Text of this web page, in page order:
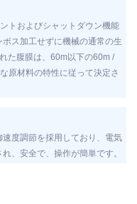
トおよびシャットダウン機能
ボス加工せずに機械の通常の生
た腹膜は、60m以下の60m /
原材料の特性に従って決定さ
度調節を採用しており、電気
、安全で、操作が簡単です。